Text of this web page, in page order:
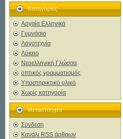
Κατηγορίες
Αρχαία Ελληνικά
Γυμνάσιο
Λογοτεχνία
Λύκειο
Νεοελληνική Γλώσσα
οπτικός γραμματισμός
Υποστηρικτικό υλικό
Χωρίς κατηγορία
Μεταστοιχεία
Σύνδεση
Κανάλι RSS άρθρων